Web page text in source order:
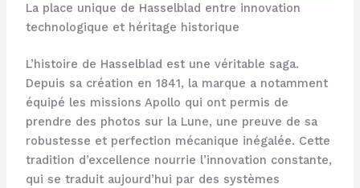
La place unique de Hasselblad entre innovation
technologique et héritage historique
L’histoire de Hasselblad est une véritable saga.
Depuis sa création en 1841, la marque a notamment
équipé les missions Apollo qui ont permis de
prendre des photos sur la Lune, une preuve de sa
robustesse et perfection mécanique inégalée. Cette
tradition d’excellence nourrie l’innovation constante,
qui se traduit aujourd’hui par des systèmes